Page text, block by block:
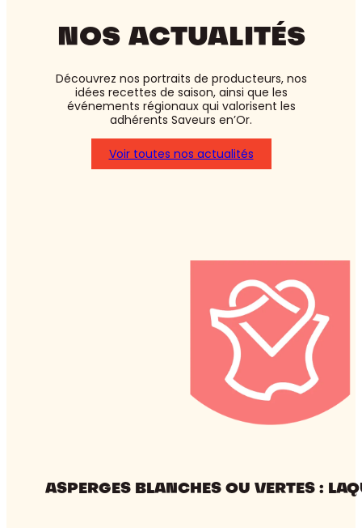
NOS ACTUALITÉS
Découvrez nos portraits de producteurs, nos
idées recettes de saison, ainsi que les
événements régionaux qui valorisent les
adhérents Saveurs en’Or.
Voir toutes nos actualités
ASPERGES BLANCHES OU VERTES :